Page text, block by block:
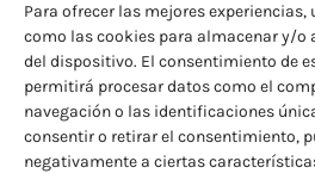
Para ofrecer las mejores
como las cookies para almacenar y/o
del dispositivo. El consentimiento de
permitirá procesar datos como el
navegación o las identificaciones
consentir o retirar el consentimiento,
negativamente a ciertas
Pasos para
Paso 1:Realizar la
esta web. El método de
es completamente
Tarjeta o por PayPal (si
con el pago, puedes